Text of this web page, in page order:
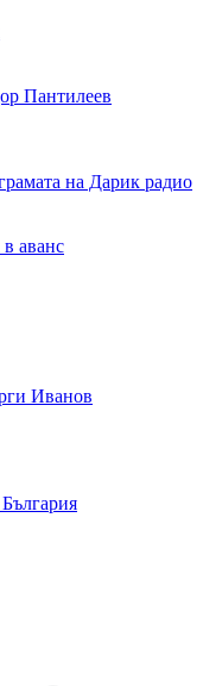
Пантилеев
на Дарик радио
аванс
Иванов